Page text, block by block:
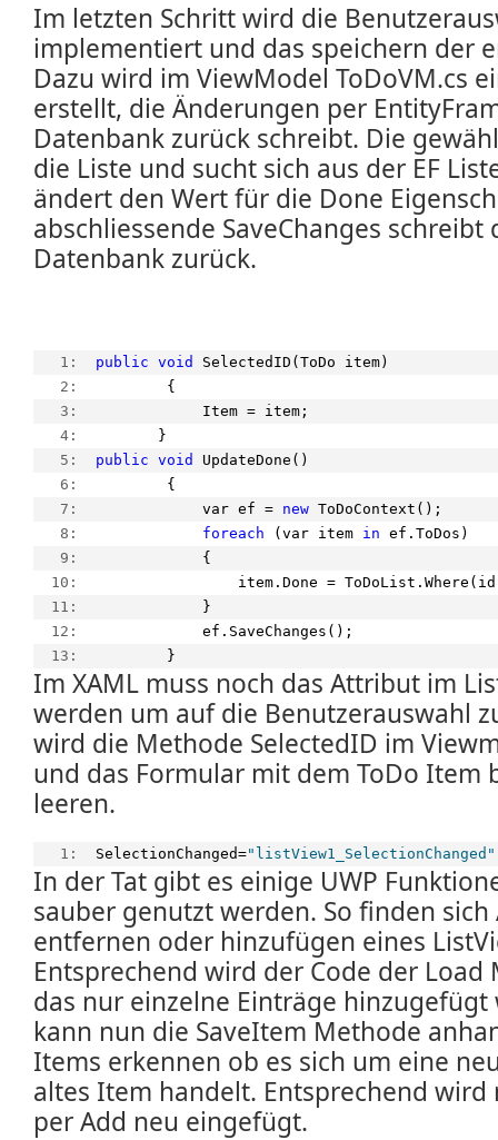
Im letzten Schritt wird die
implementiert und das speichern der
Dazu wird im ViewModel ToDoVM.cs
erstellt, die Änderungen per
Datenbank zurück schreibt. Die
die Liste und sucht sich aus der EF
ändert den Wert für die Done
abschliessende SaveChanges schreibt
Datenbank zurück.
   1:
public void
SelectedID(ToDo item)
   2:
        {
   3:
            Item = item;
   4:
       }
   5:
public void
UpdateDone()
   6:
        {
   7:
            var ef =
new ToDoContext();
   8:
foreach (var item in ef.ToDos)
   9:
            {
  10:
item.Done =
  11:
            }
  12:
            ef.SaveChanges();
  13:
        }
Im XAML muss noch das Attribut im
werden um auf die Benutzerauswahl
wird die Methode SelectedID im
und das Formular mit dem ToDo Item
leeren.
   1:
SelectionChanged="listView1_SelectionChanged"
In der Tat gibt es einige UWP
sauber genutzt werden. So finden
entfernen oder hinzufügen eines
Entsprechend wird der Code der Load
das nur einzelne Einträge hinzugefügt
kann nun die SaveItem Methode
Items erkennen ob es sich um eine
altes Item handelt. Entsprechend
per Add neu eingefügt.